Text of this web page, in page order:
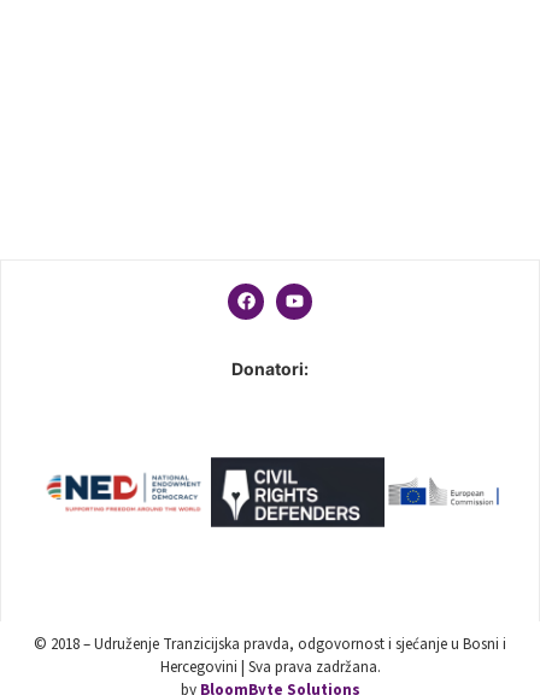
Donatori:
© 2018 – Udruženje Tranzicijska pravda, odgovornost i sjećanje u Bosni i
Hercegovini | Sva prava zadržana.
by BloomByte Solutions